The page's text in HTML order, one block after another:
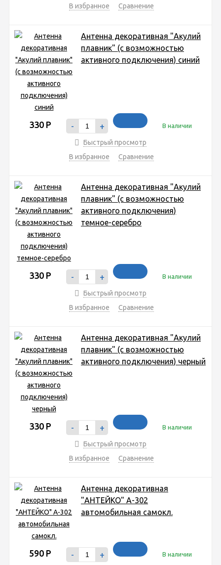
В избранное
Сравнение
Антенна декоративная "Акулий
плавник" (с возможностью
активного подключения) синий
330 Р - + В наличии
Быстрый просмотр
В избранное
Сравнение
Антенна декоративная "Акулий
плавник" (с возможностью
активного подключения)
темное-серебро
330 Р - + В наличии
Быстрый просмотр
В избранное
Сравнение
Антенна декоративная "Акулий
плавник" (с возможностью
активного подключения) черный
330 Р - + В наличии
Быстрый просмотр
В избранное
Сравнение
Антенна декоративная
"АНТЕЙКО" А-302
автомобильная самокл.
590 Р - + В наличии